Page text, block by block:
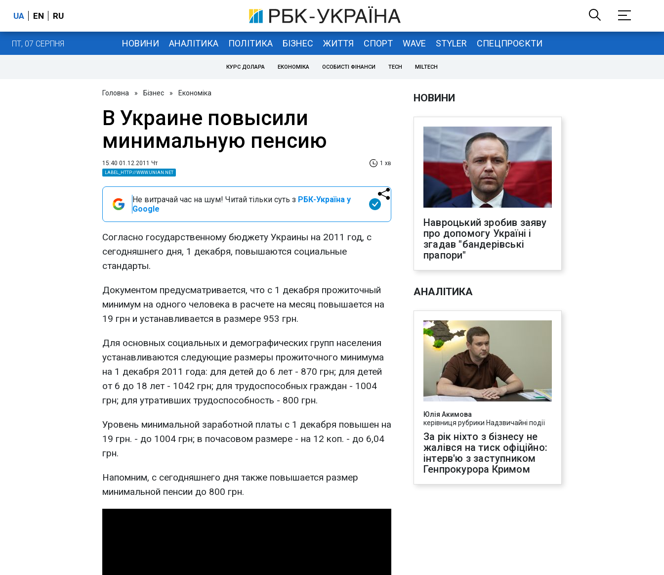
UA EN RU
ПТ, 07 СЕРПНЯ НОВИНИ АНАЛІТИКА ПОЛІТИКА БІЗНЕС ЖИТТЯ СПОРТ WAVE STYLER СПЕЦПРОЄКТИ
КУРС ДОЛАРА ЕКОНОМІКА ОСОБИСТІ ФІНАНСИ TECH MILTECH
Головна » Бізнес » Економіка
В Украине повысили
минимальную пенсию
15:40 01.12.2011 Чт 1 хв
LABEL_HTTP://WWW.UNIAN.NET
Не витрачай час на шум! Читай тільки суть з РБК-Україна у
Google
Согласно государственному бюджету Украины на 2011 год, с
сегодняшнего дня, 1 декабря, повышаются социальные
стандарты.
Документом предусматривается, что с 1 декабря прожиточный
минимум на одного человека в расчете на месяц повышается на
19 грн и устанавливается в размере 953 грн.
Для основных социальных и демографических групп населения
устанавливаются следующие размеры прожиточного минимума
на 1 декабря 2011 года: для детей до 6 лет - 870 грн; для детей
от 6 до 18 лет - 1042 грн; для трудоспособных граждан - 1004
грн; для утративших трудоспособность - 800 грн.
Уровень минимальной заработной платы с 1 декабря повышен на
19 грн. - до 1004 грн; в почасовом размере - на 12 коп. - до 6,04
грн.
Напомним, с сегодняшнего дня также повышается размер
минимальной пенсии до 800 грн.
НОВИНИ
Навроцький зробив заяву
про допомогу Україні і
згадав "бандерівські
прапори"
АНАЛІТИКА
Юлія Акимова
керівниця рубрики Надзвичайні події
За рік ніхто з бізнесу не
жалівся на тиск офіційно:
інтерв'ю з заступником
Генпрокурора Кримом